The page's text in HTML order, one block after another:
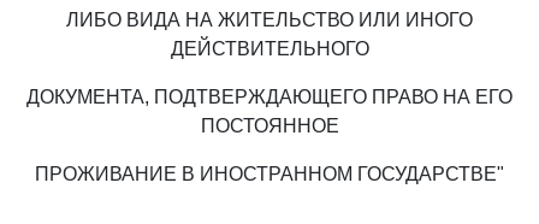
ЛИБО ВИДА НА ЖИТЕЛЬСТВО ИЛИ ИНОГО
ДЕЙСТВИТЕЛЬНОГО
ДОКУМЕНТА, ПОДТВЕРЖДАЮЩЕГО ПРАВО НА ЕГО
ПОСТОЯННОЕ
ПРОЖИВАНИЕ В ИНОСТРАННОМ ГОСУДАРСТВЕ"